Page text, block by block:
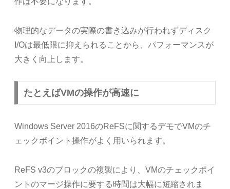
物理的なデータの実際の書き込みが行われずディスク
I/Oは最低限に抑えられることから、パフォーマンスが
大きく向上します。
たとえばVMの操作が高速に
Windows Server 2016のReFSに関するデモでVMのチ
ェックポイント操作がよく用いられます。
ReFS v3のブロックの複製により、VMのチェックポイ
ントのマージ操作に要する時間は大幅に短縮されま